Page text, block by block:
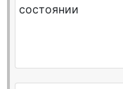
состоянии